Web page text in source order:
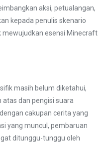
aksi, petualangan,
kepada penulis skenario
mewujudkan esensi Minecraft
masih belum diketahui,
dan pengisi suara
cakupan cerita yang
yang muncul, pembaruan
ditunggu-tunggu oleh